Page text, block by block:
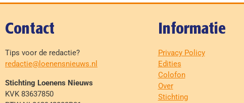
Contact
Tips voor de redactie?
redactie@loenensnieuws.nl
Stichting Loenens Nieuws
KVK 83637850
Informatie
Privacy Policy
Edities
Colofon
Over
Stichting